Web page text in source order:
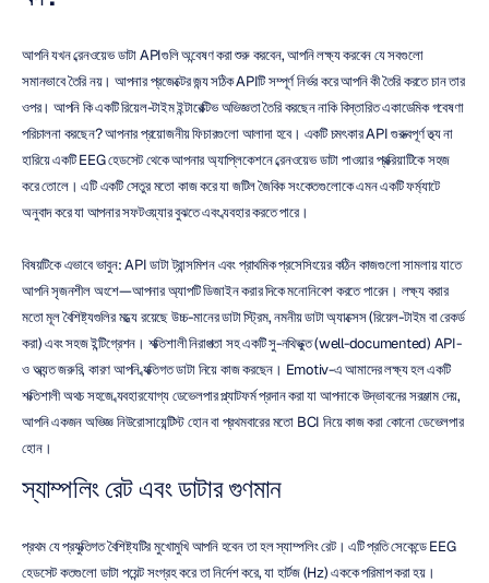
আপনি যখন ব্রেনওয়েভ ডাটা APIগুলি অন্বেষণ করা শুরু করবেন, আপনি লক্ষ্য করবেন যে সবগুলো
সমানভাবে তৈরি নয়। আপনার প্রজেক্টের জন্য সঠিক APIটি সম্পূর্ণ নির্ভর করে আপনি কী তৈরি করতে চান তার
ওপর। আপনি কি একটি রিয়েল-টাইম ইন্টারেক্টিভ অভিজ্ঞতা তৈরি করছেন নাকি বিস্তারিত একাডেমিক গবেষণা
পরিচালনা করছেন? আপনার প্রয়োজনীয় ফিচারগুলো আলাদা হবে। একটি চমৎকার API গুরুত্বপূর্ণ তথ্য না
হারিয়ে একটি EEG হেডসেট থেকে আপনার অ্যাপ্লিকেশনে ব্রেনওয়েভ ডাটা পাওয়ার প্রক্রিয়াটিকে সহজ
করে তোলে। এটি একটি সেতুর মতো কাজ করে যা জটিল জৈবিক সংকেতগুলোকে এমন একটি ফর্ম্যাটে
অনুবাদ করে যা আপনার সফটওয়্যার বুঝতে এবং ব্যবহার করতে পারে।
বিষয়টিকে এভাবে ভাবুন: API ডাটা ট্রান্সমিশন এবং প্রাথমিক প্রসেসিংয়ের কঠিন কাজগুলো সামলায় যাতে
আপনি সৃজনশীল অংশে—আপনার অ্যাপটি ডিজাইন করার দিকে মনোনিবেশ করতে পারেন। লক্ষ্য করার
মতো মূল বৈশিষ্ট্যগুলির মধ্যে রয়েছে উচ্চ-মানের ডাটা স্ট্রিম, নমনীয় ডাটা অ্যাক্সেস (রিয়েল-টাইম বা রেকর্ড
করা) এবং সহজ ইন্টিগ্রেশন। শক্তিশালী নিরাপত্তা সহ একটি সু-নথিভুক্ত (well-documented) API-
ও অত্যন্ত জরুরি, কারণ আপনি ব্যক্তিগত ডাটা নিয়ে কাজ করছেন। Emotiv-এ আমাদের লক্ষ্য হল একটি
শক্তিশালী অথচ সহজে ব্যবহারযোগ্য ডেভেলপার প্ল্যাটফর্ম প্রদান করা যা আপনাকে উদ্ভাবনের সরঞ্জাম দেয়,
আপনি একজন অভিজ্ঞ নিউরোসায়েন্টিস্ট হোন বা প্রথমবারের মতো BCI নিয়ে কাজ করা কোনো ডেভেলপার
হোন।
স্যাম্পলিং রেট এবং ডাটার গুণমান
প্রথম যে প্রযুক্তিগত বৈশিষ্ট্যটির মুখোমুখি আপনি হবেন তা হল স্যাম্পলিং রেট। এটি প্রতি সেকেন্ডে EEG
হেডসেট কতগুলো ডাটা পয়েন্ট সংগ্রহ করে তা নির্দেশ করে, যা হার্টজ (Hz) এককে পরিমাপ করা হয়।